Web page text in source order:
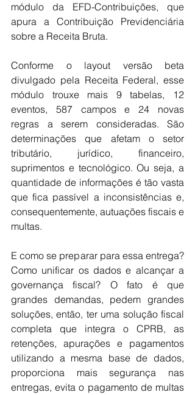
módulo da EFD-Contribuições, que
apura a Contribuição Previdenciária
sobre a Receita Bruta.
Conforme o layout versão beta
divulgado pela Receita Federal, esse
módulo trouxe mais 9 tabelas, 12
eventos, 587 campos e 24 novas
regras a serem consideradas. São
determinações que afetam o setor
tributário, jurídico, financeiro,
suprimentos e tecnológico. Ou seja, a
quantidade de informações é tão vasta
que fica passível a inconsistências e,
consequentemente, autuações fiscais e
multas.
E como se preparar para essa entrega?
Como unificar os dados e alcançar a
governança fiscal? O fato é que
grandes demandas, pedem grandes
soluções, então, ter uma solução fiscal
completa que integra o CPRB, as
retenções, apurações e pagamentos
utilizando a mesma base de dados,
proporciona mais segurança nas
entregas, evita o pagamento de multas